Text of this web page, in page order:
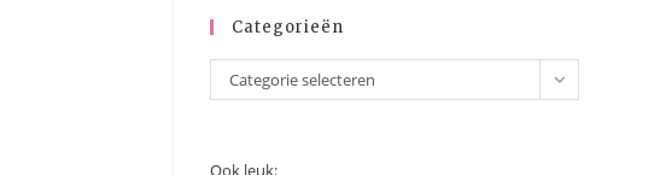
Categorieën
Categorieën
Categorie selecteren
Ook leuk: